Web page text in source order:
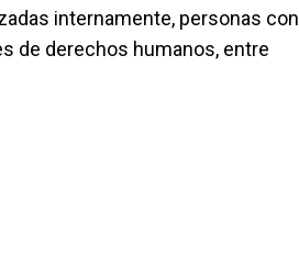
internamente, personas con
de derechos humanos, entre